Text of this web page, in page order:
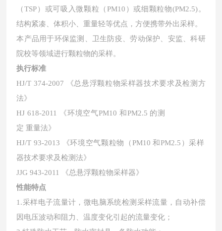
（TSP）或可吸入微颗粒（PM10）或细颗粒物(PM2.5)。
结构紧凑 、体积小、重量轻等优点，方便携带外出采样。
本产品用于环保监测、卫生防疫、劳动保护、安监、科研
院校等领域进行颗粒物的采样。
执行标准
HJ/T 374-2007
《总悬浮颗粒物采样器技术要求及检测方
法》
HJ 618-2011
《环境空气PM10 和PM2.5 的测
定 重量法》
HJ/T93-2013 《环境空气颗粒物 （PM10和PM2.5 ）采样
器技术要求及检测法》
JJG 943-2011
《总悬浮颗粒物采样器》
性能特点
1.采样电子流量计，微电脑系统检测采样流量，自动补偿
因电压波动和阻力、温度变化引起的流量变化；